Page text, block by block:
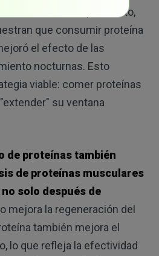
cuantificó el tiempo exacto,
que consumir proteína
el efecto de las
nocturnas. Esto
viable: comer proteínas
su ventana
de proteínas también
de proteínas musculares
solo después de
mejora la regeneración del
también mejora el
lo que refleja la efectividad